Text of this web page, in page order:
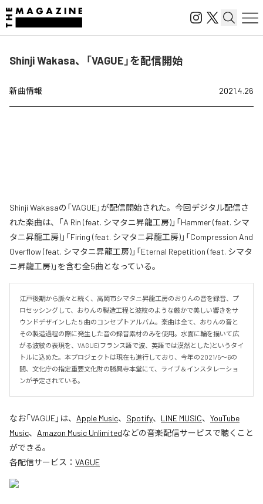
Shinji Wakasa、「VAGUE」を配信開始
新曲情報 2021.4.26
Shinji Wakasaの「VAGUE」が配信開始された。今回デジタル配信さ
れた楽曲は、「A Rin (feat. シマタニ昇龍工房)」「Hammer (feat. シマ
タニ昇龍工房)」「Firing (feat. シマタニ昇龍工房)」「Compression And
Overflow (feat. シマタニ昇龍工房)」「Eternal Repetition (feat. シマタ
ニ昇龍工房)」を含む全5曲となっている。
江戸後期から脈々と続く、高岡市シマタニ昇龍工房のおりんの音を録音、プ
ロセッシングして、おりんの製造工程と波紋のような厳かで美しい響きをサ
ウンドデザインした５曲のコンセプトアルバム。楽曲は全て、おりんの音と
その製造過程の際に発生した音の録音素材のみを使用。水面に輪を描いて広
がる波紋の表現を、VAGUE(フランス語で波、英語では漠然とした)というタイ
トルに込めた。本プロジェクトは現在も進行しており、今年の2021/5〜6の
間、文化庁の指定重要文化財の勝興寺本堂にて、ライブ＆インスタレーショ
ンが予定されている。
なお「VAGUE」は、 Apple Music、 Spotify、 LINE MUSIC、 YouTube
Music、 Amazon Music Unlimitedなどの音楽配信サービスで聴くこと
ができる。
各配信サービス： VAGUE